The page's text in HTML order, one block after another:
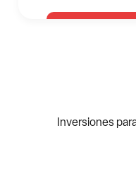
Inversiones